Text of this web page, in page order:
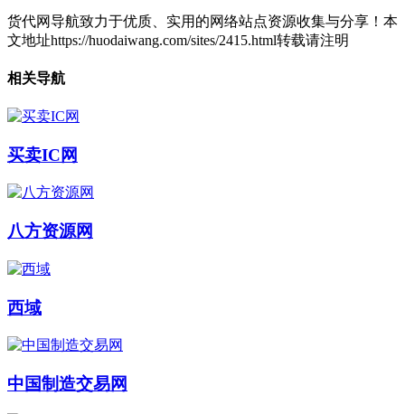
货代网导航致力于优质、实用的网络站点资源收集与分享！ 本
文地址https://huodaiwang.com/sites/2415.html转载请注明
相关导航
买卖IC网
八方资源网
西域
中国制造交易网